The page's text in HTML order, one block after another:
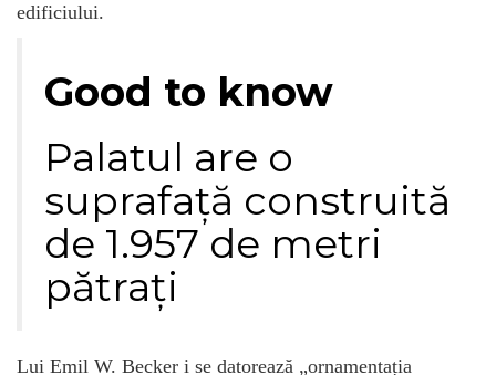
edificiului.
Good to know
Palatul are o
suprafață construită
de 1.957 de metri
pătrați
Lui Emil W. Becker i se datorează „ornamentația